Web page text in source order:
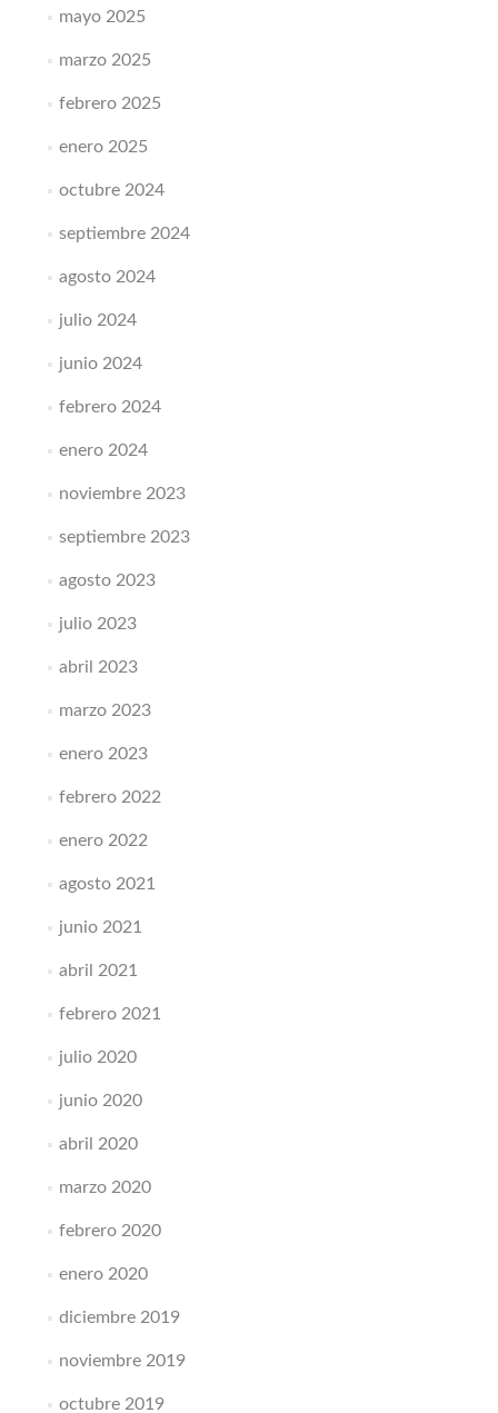
mayo 2025
marzo 2025
febrero 2025
enero 2025
octubre 2024
septiembre 2024
agosto 2024
julio 2024
junio 2024
febrero 2024
enero 2024
noviembre 2023
septiembre 2023
agosto 2023
julio 2023
abril 2023
marzo 2023
enero 2023
febrero 2022
enero 2022
agosto 2021
junio 2021
abril 2021
febrero 2021
julio 2020
junio 2020
abril 2020
marzo 2020
febrero 2020
enero 2020
diciembre 2019
noviembre 2019
octubre 2019